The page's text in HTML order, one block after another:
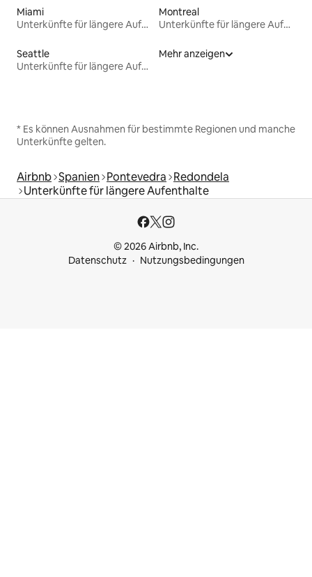
Miami
Unterkünfte für längere Aufenthalte
Montreal
Unterkünfte für längere Aufenthalte
Seattle
Unterkünfte für längere Aufenthalte
Mehr anzeigen
* Es können Ausnahmen für bestimmte Regionen und manche
Unterkünfte gelten.
Airbnb Spanien Pontevedra Redondela
Unterkünfte für längere Aufenthalte
© 2026 Airbnb, Inc.
Datenschutz
Nutzungsbedingungen